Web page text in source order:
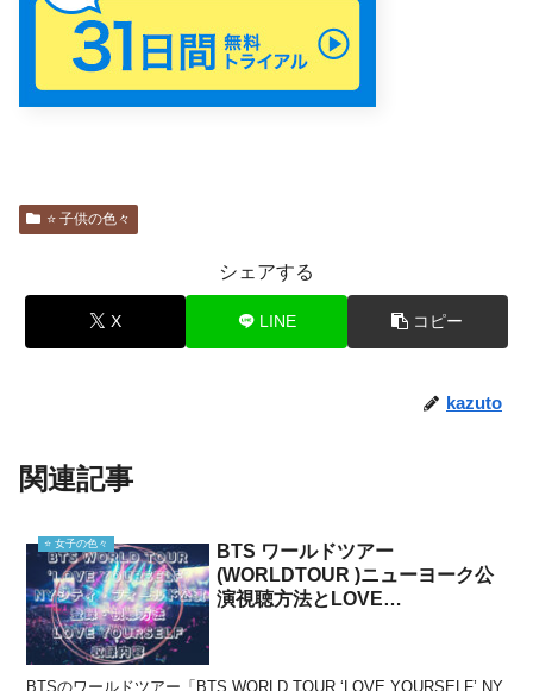
⭐️ 子供の色々
シェアする
X LINE コピー
kazuto
関連記事
⭐️ 女子の色々
BTS ワールドツアー
(WORLDTOUR )ニューヨーク公
演視聴方法とLOVE
BTSのワールドツアー「BTS WORLD TOUR ‘LOVE YOURSELF’ NY